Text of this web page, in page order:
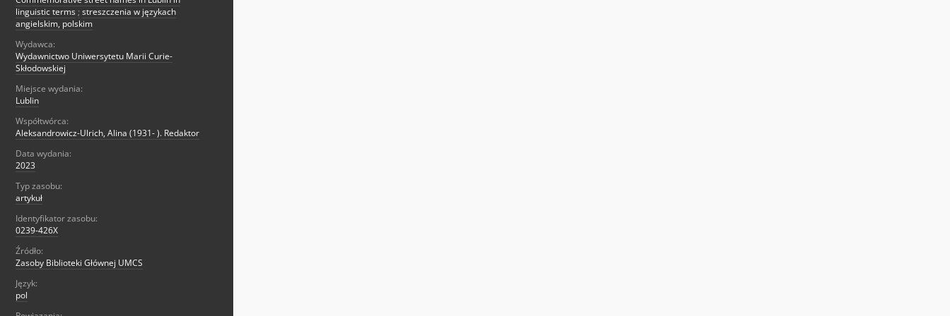
linguistic terms ; streszczenia w językach
angielskim, polskim
Wydawca:
Wydawnictwo Uniwersytetu Marii Curie-
Skłodowskiej
Miejsce wydania:
Lublin
Współtwórca:
Aleksandrowicz-Ulrich, Alina (1931- ). Redaktor
Data wydania:
2023
Typ zasobu:
artykuł
Identyfikator zasobu:
0239-426X
Źródło:
Zasoby Biblioteki Głównej UMCS
Język:
pol